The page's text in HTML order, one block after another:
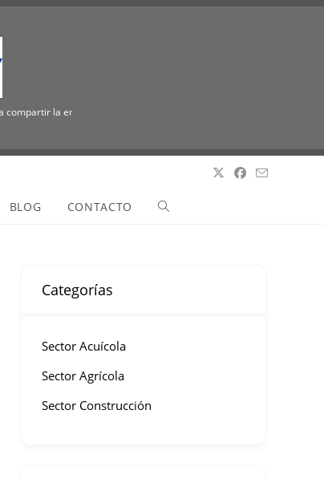
compartir la emocionante noticia de que ICUEE tiene un nuevo
BLOG CONTACTO
Categorías
Sector Acuícola
Sector Agrícola
Sector Construcción